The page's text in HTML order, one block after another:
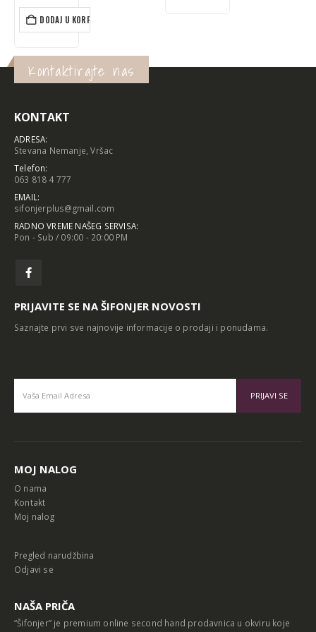
DODAJ U KORPU
Kontaktirajte nas
KONTAKT
ADRESA:
Stevana Nemanje, Vršac
Telefon:
063 818 4 777
EMAIL:
sifonjerplus@gmail.com
RADNO VREME NAŠEG SERVISA:
Pon - Sub / 09:00 - 20:00 PM
PRIJAVITE SE NA ŠIFONJER NOVOSTI
Saznajte prvi sve najnovije informacije o prodaji i ponudama.
MOJ NALOG
O nama
Kontakt
Moj nalog
Pregled narudžbina
Odjavi se
NAŠA PRIČA
“Šifonjer” je premium online second hand prodavnica u okviru koje